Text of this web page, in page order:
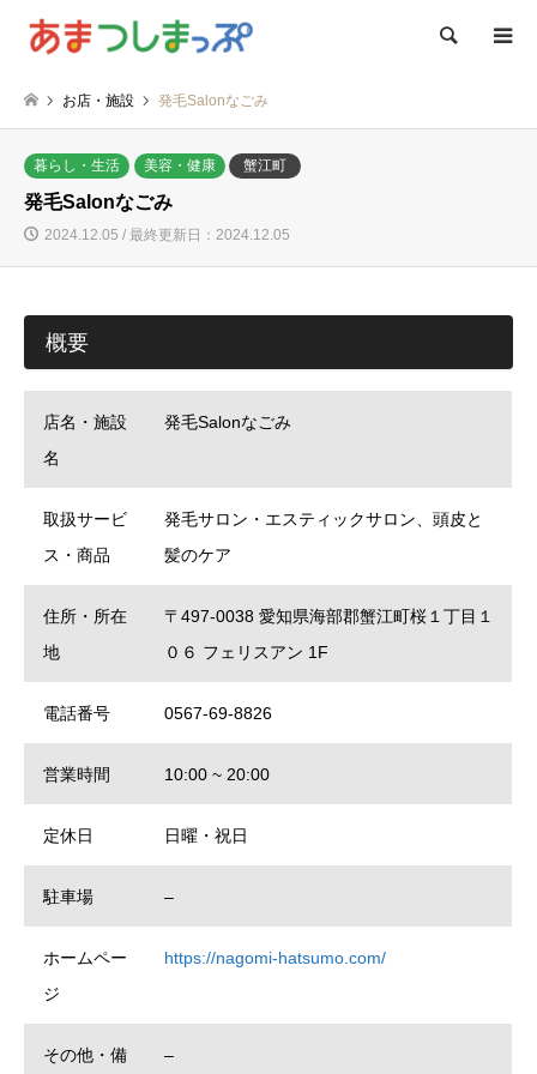
検索
お店・施設 発毛Salonなごみ
暮らし・生活 美容・健康 蟹江町
発毛Salonなごみ
2024.12.05 / 最終更新日：2024.12.05
概要
店名・施設
名
発毛Salonなごみ
取扱サービ
ス・商品
発毛サロン・エスティックサロン、頭皮と
髪のケア
住所・所在
地
〒497-0038 愛知県海部郡蟹江町桜１丁目１
０６ フェリスアン 1F
電話番号 0567-69-8826
営業時間 10:00 ~ 20:00
定休日 日曜・祝日
駐車場 –
ホームペー
ジ
https://nagomi-hatsumo.com/
その他・備 –